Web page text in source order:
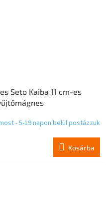
Seto Kaiba 11 cm-es
- 5-19 napon belül postázzuk
Kosárba